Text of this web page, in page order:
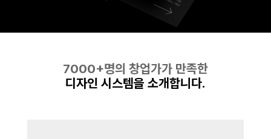
7000+명의 창업가가 만족한
디자인 시스템을 소개합니다.